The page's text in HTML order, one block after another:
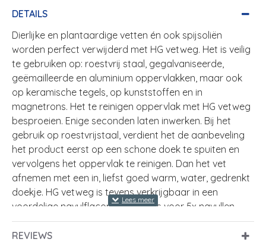
DETAILS
Dierlijke en plantaardige vetten én ook spijsoliën
worden perfect verwijderd met HG vetweg. Het is veilig
te gebruiken op: roestvrij staal, gegalvaniseerde,
geëmailleerde en aluminium oppervlakken, maar ook
op keramische tegels, op kunststoffen en in
magnetrons. Het te reinigen oppervlak met HG vetweg
besproeien. Enige seconden laten inwerken. Bij het
gebruik op roestvrijstaal, verdient het de aanbeveling
het product eerst op een schone doek te spuiten en
vervolgens het oppervlak te reinigen. Dan het vet
afnemen met een in, liefst goed warm, water, gedrenkt
doekje. HG vetweg is tevens verkrijgbaar in een
voordelige navulflacon die goed is voor 5x navullen.
REVIEWS